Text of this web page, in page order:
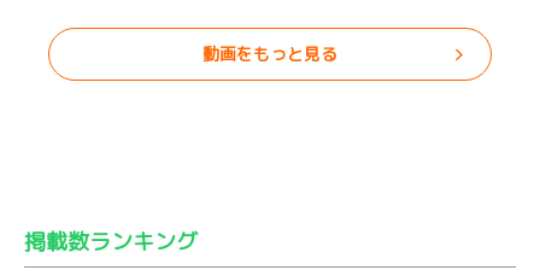
動画をもっと見る
掲載数ランキング